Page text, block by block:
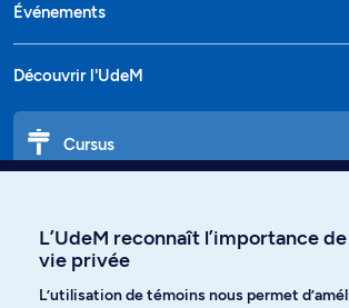
Événements
Découvrir l'UdeM
Cursus
L’UdeM reconnaît l’importance
vie privée
L’utilisation de témoins nous permet